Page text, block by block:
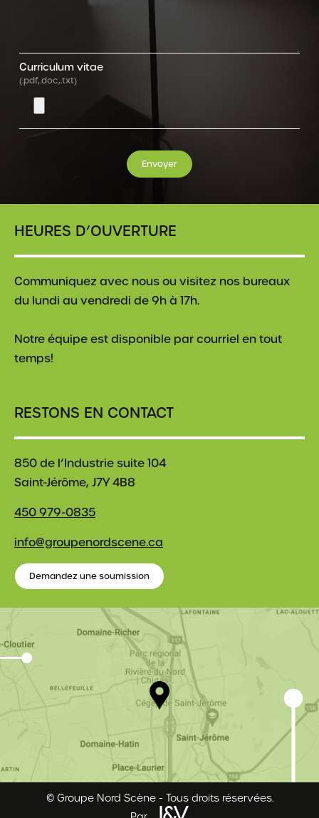
Curriculum vitae
(.pdf,.doc,.txt)
Envoyer
HEURES D’OUVERTURE
Communiquez avec nous ou visitez nos bureaux
du lundi au vendredi de 9h à 17h.
Notre équipe est disponible par courriel en tout
temps!
RESTONS EN CONTACT
850 de l’Industrie suite 104
Saint-Jérôme, J7Y 4B8
450 979-0835
info@groupenordscene.ca
Demandez une soumission
© Groupe Nord Scène - Tous droits réservées.
JNV